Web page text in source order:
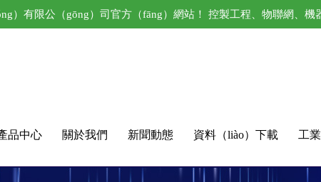
）有限公（gōng）司官方（fāng）網站！ 控製工程、物聯網、機
品中心 關於我們 新聞動態 資料（liào）下載 工